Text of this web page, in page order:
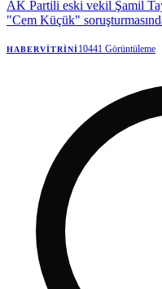
AK Partili eski vekil Şamil
"Cem Küçük"
HABERVITRINI10441 Görüntüleme